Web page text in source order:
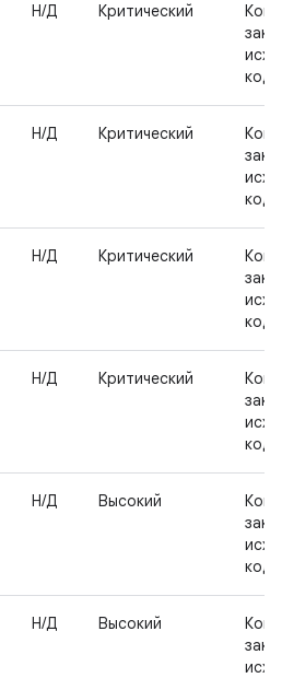
Н/Д Критический
Н/Д Критический
Н/Д Критический
Н/Д Критический
Н/Д Высокий
Н/Д Высокий